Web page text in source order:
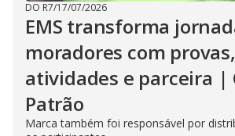
DO R7/17/07/2026
EMS transforma
moradores com provas,
atividades e parceira |
Patrão
Marca também foi responsável por